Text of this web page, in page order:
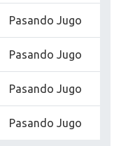
Pasando Jugo
Pasando Jugo
Pasando Jugo
Pasando Jugo